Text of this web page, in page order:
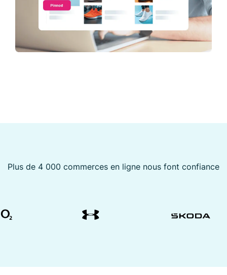
Plus de 4 000 commerces en ligne nous font confiance